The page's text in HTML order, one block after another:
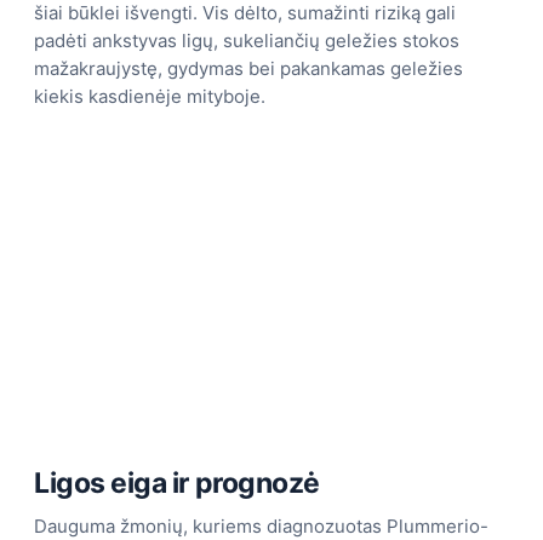
šiai būklei išvengti. Vis dėlto, sumažinti riziką gali
padėti ankstyvas ligų, sukeliančių geležies stokos
mažakraujystę, gydymas bei pakankamas geležies
kiekis kasdienėje mityboje.
Ligos eiga ir prognozė
Dauguma žmonių, kuriems diagnozuotas Plummerio-